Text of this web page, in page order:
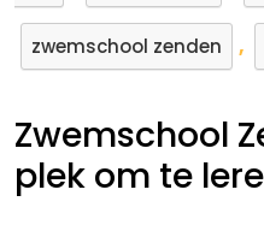
zwemschool zenden ,
Zwemschool
plek om te